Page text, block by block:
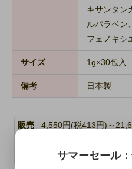
キサンタン
ルパラベン、
フェノキシ
サイズ 1g×30包入
備考 日本製
販売
4,550円(税413円)～21,6
ZK008サマーセール